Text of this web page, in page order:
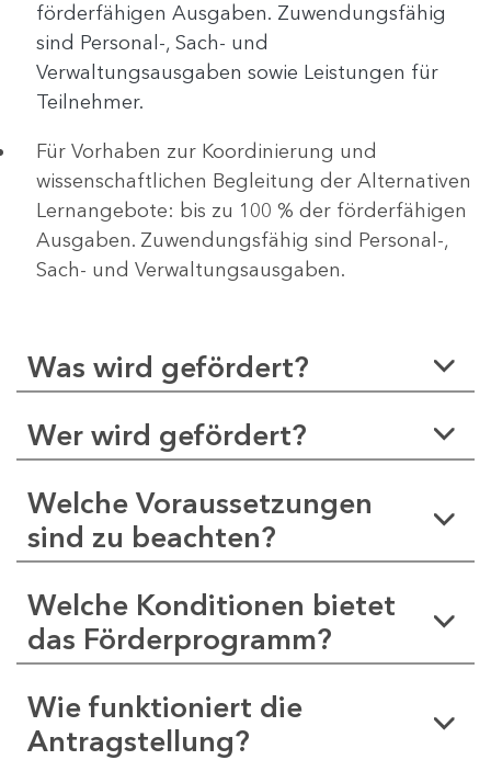
förderfähigen Ausgaben. Zuwendungsfähig
sind Personal-, Sach- und
Verwaltungsausgaben sowie Leistungen für
Teilnehmer.
Für Vorhaben zur Koordinierung und
wissenschaftlichen Begleitung der Alternativen
Lernangebote: bis zu 100 % der förderfähigen
Ausgaben. Zuwendungsfähig sind Personal-,
Sach- und Verwaltungsausgaben.
Was wird gefördert?
Wer wird gefördert?
Welche Voraussetzungen
sind zu beachten?
Welche Konditionen bietet
das Förderprogramm?
Wie funktioniert die
Antragstellung?